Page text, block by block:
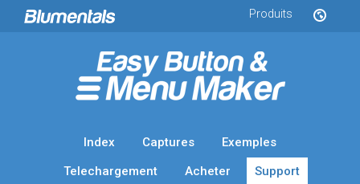
Produits
Index Captures
Exemples
Telechargement
Acheter Support